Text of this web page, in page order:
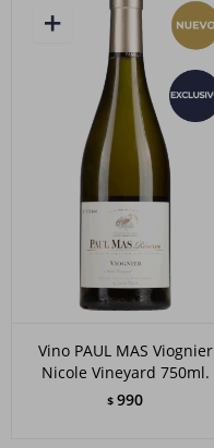
Vino PAUL MAS Viognier
Nicole Vineyard 750ml.
$ 990